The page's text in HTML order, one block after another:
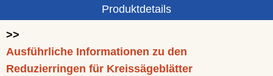
Produktdetails
>>
Ausführliche Informationen zu den
Reduzierringen für Kreissägeblätter